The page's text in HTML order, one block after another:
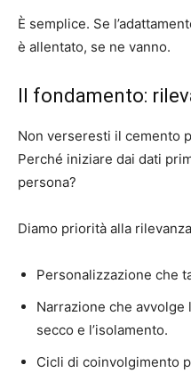
È semplice. Se
è allentato, se ne vanno.
Il fondamento:
Non verseresti il cemento
Perché iniziare dai dati
persona?
Diamo priorità alla
Personalizzazione che
Narrazione che avvolge
secco e l’isolamento.
Cicli di coinvolgimento